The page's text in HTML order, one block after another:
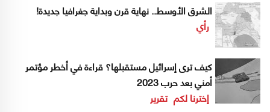
الشرق الأوسط.. نهاية قرن وبداية جغرافيا جديدة!
رأي
كيف ترى إسرائيل مستقبلها؟ قراءة في أخطر مؤتمر
أمني بعد حرب 2023
إخترنا لكم تقرير